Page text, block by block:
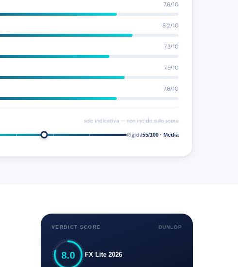
7.6/10
8.2/10
7.3/10
7.9/10
7.6/10
solo indicativa — non incide sullo score
Rigida55/100 · Media
VERDICT SCORE DUNLOP
8.0 FX Lite 2026